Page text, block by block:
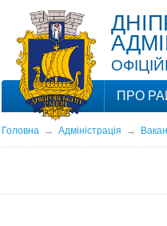
ПРО
Головна→ Адміністрація →